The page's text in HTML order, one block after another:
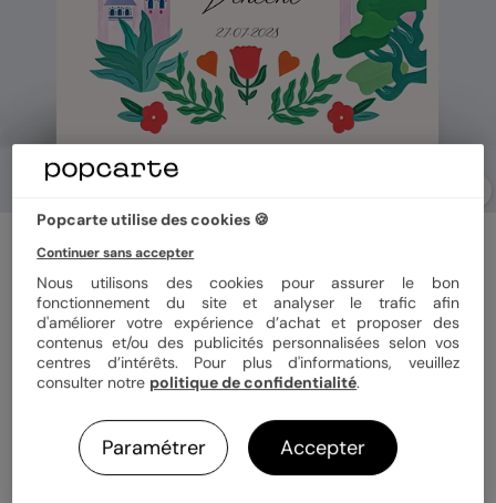
Royaume enchanté
Format 14x14 cm plié
Papier Papier Satiné
Popcarte utilise des cookies 🍪
Continuer sans accepter
Nous utilisons des cookies pour assurer le bon
fonctionnement du site et analyser le trafic afin
d'améliorer votre expérience d’achat et proposer des
contenus et/ou des publicités personnalisées selon vos
centres d’intérêts. Pour plus d'informations, veuillez
consulter notre politique de confidentialité.
Paramétrer Accepter